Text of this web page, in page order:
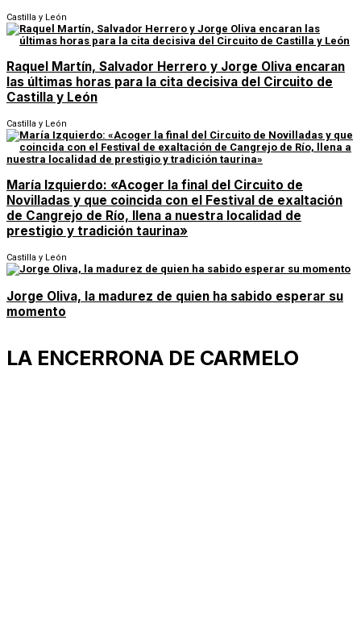
Castilla y León
Raquel Martín, Salvador Herrero y Jorge Oliva encaran
las últimas horas para la cita decisiva del Circuito de
Castilla y León
Castilla y León
María Izquierdo: «Acoger la final del Circuito de
Novilladas y que coincida con el Festival de exaltación
de Cangrejo de Río, llena a nuestra localidad de
prestigio y tradición taurina»
Castilla y León
Jorge Oliva, la madurez de quien ha sabido esperar su
momento
LA ENCERRONA DE CARMELO